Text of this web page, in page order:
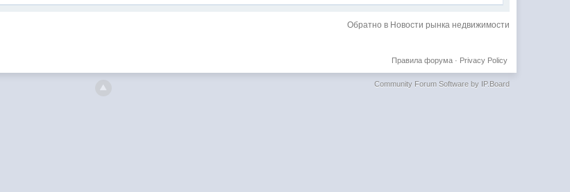
Обратно в Новости рынка недвижимости
Privacy Policy
Правила форума·
Community Forum Software by IP.Board